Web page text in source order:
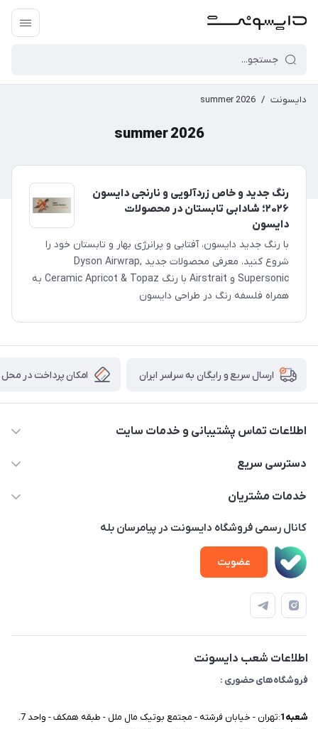
دایسونت /
summer 2026
summer 2026
رنگ جدید و خاص زردآلویی و نارنجی دایسون
۲۰۲۶؛ شادابی تابستان در محصولات
دایسون
با رنگ جدید دایسون، آفتابی و پرانرژی بهار و تابستان خود را
شروع کنید. معرفی محصولات جدید Dyson Airwrap,
Supersonic و Airstrait با رنگ Ceramic Apricot & Topaz به
همراه فلسفه رنگ در طراحی دایسون
ارسال سریع و رایگان به سراسر ایران امکان پرداخت در محل
اطلاعات تماس پشتیبانی و خدمات سایت
02122913970 داخلی 219
پلاک 23 – طبقه 3
دسترسی سریع
خانه
ویدئو‌های آموزشی
دفترچه راهنمای محصولات
درباره ما
تماس با ما
خدمات مشتریان
امور مشتریان
حساب کاربری
قوانین و مقررات
کانال رسمی فروشگاه دایسونت در پیامرسان بله
عضویت
اطلاعات شعب دایسونت
فروشگاه‌های حضوری :
شعبه‌1 :تهران - خیابان فرشته - مجتمع بوتیک مال ملل - طبقه همکف - واحد 7.